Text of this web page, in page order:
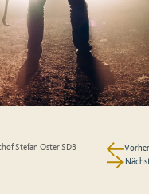
Stefan Oster SDB